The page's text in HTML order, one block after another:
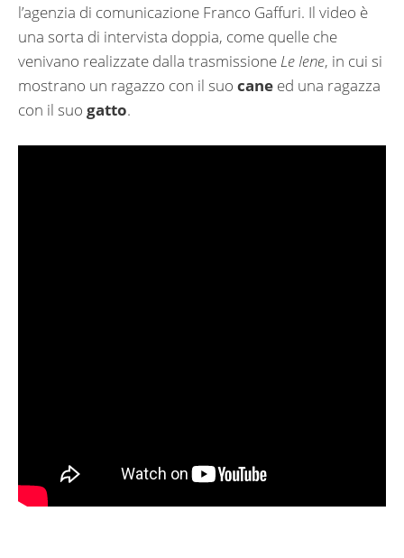
l’agenzia di comunicazione Franco Gaffuri. Il video è
una sorta di intervista doppia, come quelle che
venivano realizzate dalla trasmissione Le Iene, in cui si
mostrano un ragazzo con il suo cane ed una ragazza
con il suo gatto.